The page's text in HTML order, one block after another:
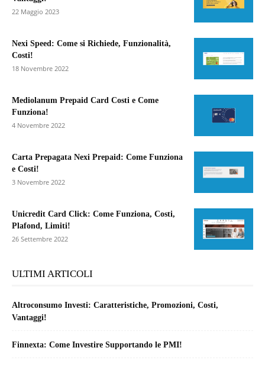
22 Maggio 2023
Nexi Speed: Come si Richiede, Funzionalità,
Costi!
18 Novembre 2022
Mediolanum Prepaid Card Costi e Come
Funziona!
4 Novembre 2022
Carta Prepagata Nexi Prepaid: Come Funziona
e Costi!
3 Novembre 2022
Unicredit Card Click: Come Funziona, Costi,
Plafond, Limiti!
26 Settembre 2022
ULTIMI ARTICOLI
Altroconsumo Investi: Caratteristiche, Promozioni, Costi,
Vantaggi!
Finnexta: Come Investire Supportando le PMI!